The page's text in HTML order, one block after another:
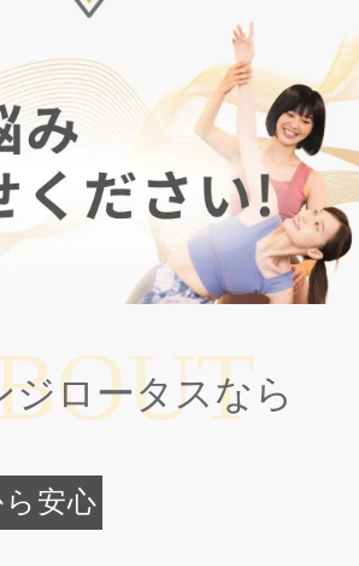
ジロータスなら
安心